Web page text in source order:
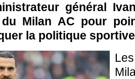
général
du Milan AC pour
la politique